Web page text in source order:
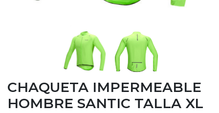
CHAQUETA IMPERMEABLE
HOMBRE SANTIC TALLA XL